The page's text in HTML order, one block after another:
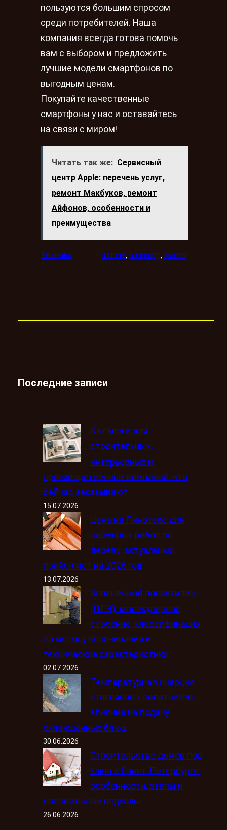
пользуются большим спросом
среди потребителей. Наша
компания всегда готова помочь
вам с выбором и предложить
лучшие модели смартфонов по
выгодным ценам.
Покупайте качественные
смартфоны у нас и оставайтесь
на связи с миром!
Читать так же: Сервисный
центр Apple: перечень услуг,
ремонт Макбуков, ремонт
Айфонов, особенности и
преимущества
Техника iphone, samsung, xiaomi
Последние записи
Каталоги для
строительных,
интерьерных и
производственных компаний: что
сейчас заказывают
15.07.2026
Цена на Пинотекс для
наружных работ по
дереву: актуальный
прайс-лист на 2026 год
13.07.2026
Вспененный полиэтилен
(ППЭ): молекулярное
строение, классификация
по методу вспенивания и
технические характеристики
02.07.2026
Температурная инерция
стеклянных салатников:
влияние на подачу
охлаждённых блюд
30.06.2026
Строительство домов под
ключ в Санкт-Петербурге:
особенности, этапы и
современные подходы
26.06.2026